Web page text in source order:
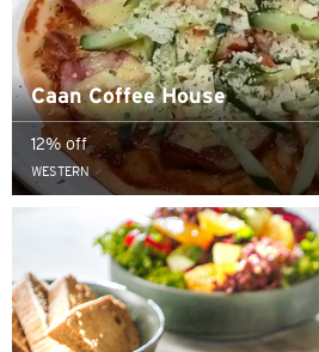
Caan Coffee House
12% off
WESTERN
S
新加坡
所有语言
English
한국어
简体中文